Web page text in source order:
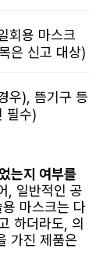
회용 마스크
은 신고 대상)
우), 뜸기구 등
필수)
는지 여부를
, 일반적인 공
마스크는 다
하더라도, 의
가진 제품은